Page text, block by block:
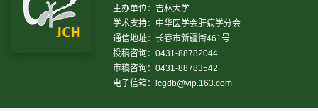
主办单位：吉林大学
学术支持：中华医学会肝病学分会
通信地址：长春市新疆街461号
投稿咨询：0431-88782044
审稿咨询：0431-88783542
电子信箱：
lcgdb@vip.163.com